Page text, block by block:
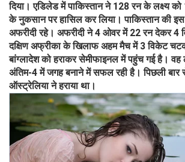
दिया। एडिलेड में पाकिस्तान ने 128 रन के लक्ष्य
के नुकसान पर हासिल कर लिया। पाकिस्तान की इस
अफरीदी रहे। अफरीदी ने 4 ओवर में 22 रन देकर 4
दक्षिण अफ्रीका के खिलाफ अहम मैच में 3 विकेट
बांग्लादेश को हराकर सेमीफाइनल में पहुंच गई है। वह
अंतिम-4 में जगह बनाने में सफल रही है। पिछली बार
ऑस्ट्रेलिया ने हराया था।